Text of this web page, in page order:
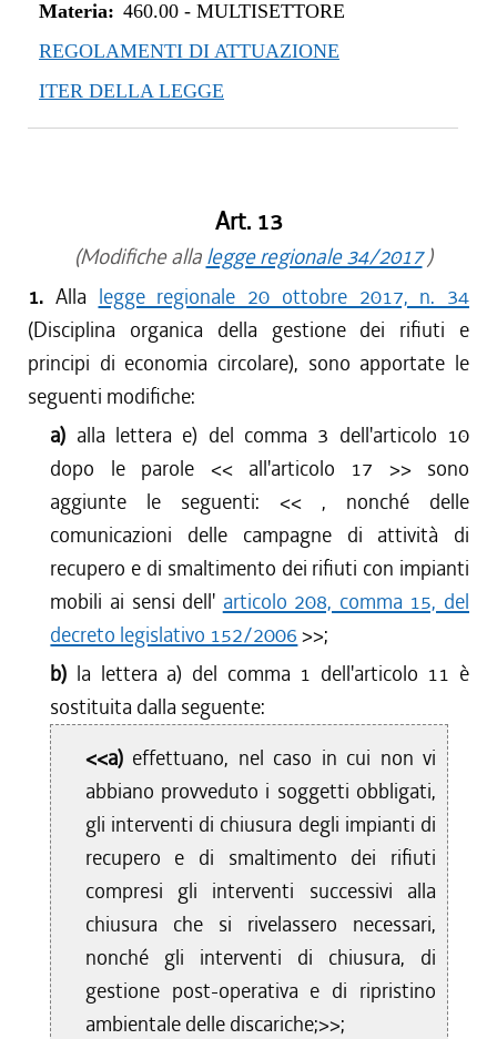
Materia: 460.00- MULTISETTORE
REGOLAMENTI DI ATTUAZIONE
ITER DELLA LEGGE
Art. 13
(Modifiche alla legge regionale 34/2017)
1. Alla legge regionale 20 ottobre 2017, n. 34
(Disciplina organica della gestione dei rifiuti e
principi di economia circolare), sono apportate le
seguenti modifiche:
a) alla lettera e) del comma 3 dell'articolo 10
dopo le parole << all'articolo 17 >> sono
aggiunte le seguenti: <<, nonché delle
comunicazioni delle campagne di attività di
recupero e di smaltimento dei rifiuti con impianti
mobili ai sensi dell' articolo 208, comma 15, del
decreto legislativo 152/2006 >>;
b) la lettera a) del comma 1 dell'articolo 11 è
sostituita dalla seguente:
<<a) effettuano, nel caso in cui non vi
abbiano provveduto i soggetti obbligati,
gli interventi di chiusura degli impianti di
recupero e di smaltimento dei rifiuti
compresi gli interventi successivi alla
chiusura che si rivelassero necessari,
nonché gli interventi di chiusura, di
gestione post-operativa e di ripristino
ambientale delle discariche;>>;